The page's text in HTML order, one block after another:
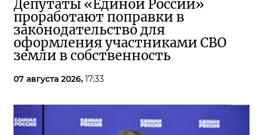
Депутаты «Единой России»
проработают поправки в
законодательство для
оформления участниками СВО
земли в собственность
07 августа 2026, 17:33